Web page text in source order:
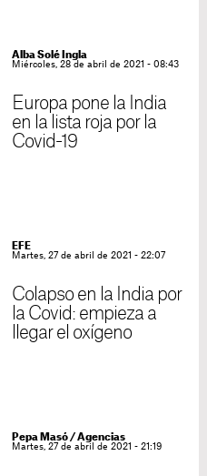
Alba Solé Ingla
Miércoles, 28 de abril de 2021 - 08:43
Europa pone la India
en la lista roja por la
Covid-19
EFE
Martes, 27 de abril de 2021 - 22:07
Colapso en la India por
la Covid: empieza a
llegar el oxígeno
Pepa Masó / Agencias
Martes, 27 de abril de 2021 - 21:19